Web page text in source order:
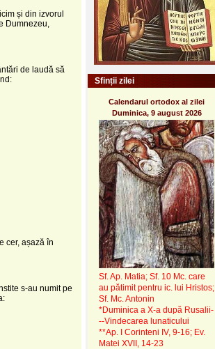
și din izvorul
Dumnezeu,
de laudă să
cer, așază în
s-au numit pe
Sfinții zilei
Calendarul ortodox al zilei
Duminica, 9 august 2026
Sf. Ap. Matia; Sf. 10 Mc. care
au pătimit pentru ic. lui Hristos;
Sf. Mc. Antonin
*Duminica a X-a după Rusalii-
--Vindecarea lunaticului
**Ap. I Corinteni IV, 9-16; Ev.
Matei XVII, 14-23